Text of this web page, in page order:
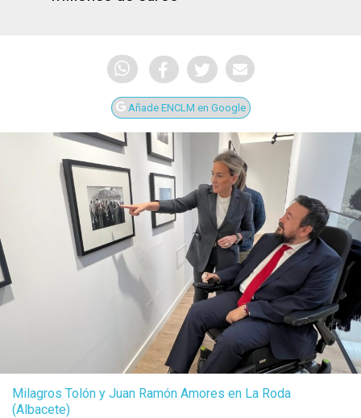
Añade ENCLM en Google
Milagros Tolón y Juan Ramón Amores en La Roda
(Albacete)